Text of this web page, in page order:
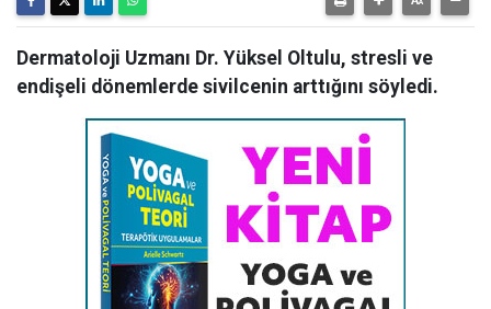
Dermatoloji Uzmanı Dr. Yüksel Oltulu, stresli ve
endişeli dönemlerde sivilcenin arttığını söyledi.